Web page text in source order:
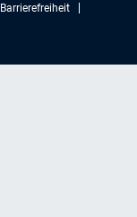
Barrierefreiheit